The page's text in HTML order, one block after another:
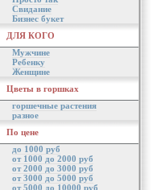
Свидание
Бизнес букет
ДЛЯ КОГО
Мужчине
Ребенку
Женщине
Цветы в горшках
горшечные растения
разное
По цене
до 1000 руб
от 1000 до 2000 руб
от 2000 до 3000 руб
от 3000 до 5000 руб
от 5000 до 10000 руб